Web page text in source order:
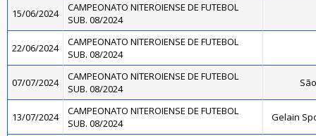
15/06/2024
CAMPEONATO NITEROIENSE DE FUTEBOL
SUB. 08/2024
22/06/2024
CAMPEONATO NITEROIENSE DE FUTEBOL
SUB. 08/2024
07/07/2024
CAMPEONATO NITEROIENSE DE FUTEBOL
SUB. 08/2024
13/07/2024
CAMPEONATO NITEROIENSE DE FUTEBOL
SUB. 08/2024
Gelain